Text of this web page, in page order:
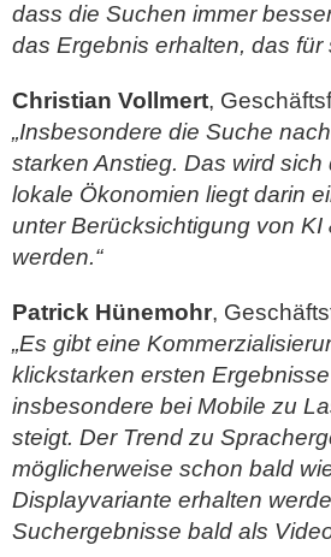
dass die Suchen immer
das Ergebnis erhalten, das
Christian Vollmert,
„Insbesondere die Suche
starken Anstieg. Das wird
lokale Ökonomien liegt darin
unter Berücksichtigung von
werden.“
Patrick Hünemohr,
„Es gibt eine
klickstarken ersten
insbesondere bei Mobile zu
steigt. Der Trend zu
möglicherweise schon bald
Displayvariante erhalten
Suchergebnisse bald als